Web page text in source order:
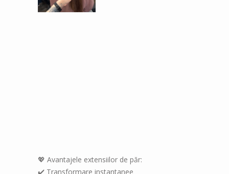
💖 Avantajele extensiilor de păr:
✔️ Transformare instantanee